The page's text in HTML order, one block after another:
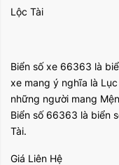
Lộc Tài
Biển số xe 66363 là
xe mang ý nghĩa là
những người mang
Biển số 66363 là biển
Tài.
Giá Liên Hệ